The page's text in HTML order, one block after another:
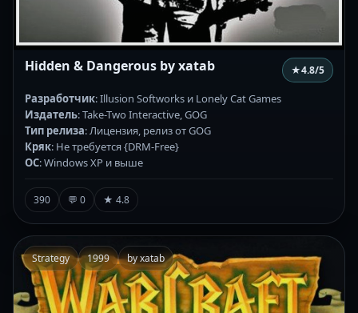
Hidden & Dangerous by xatab ★4.8/5
Разработчик: Illusion Softworks и Lonely Cat Games
Издатель: Take-Two Interactive, GOG
Тип релиза: Лицензия, релиз от GOG
Кряк: Не требуется {DRM-Free}
ОС: Windows XP и выше
390 💬 0 ★ 4.8
Strategy 1999 by xatab